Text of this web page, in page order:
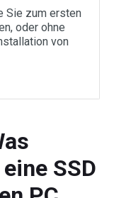
Sie zum ersten
oder ohne
von
SSD